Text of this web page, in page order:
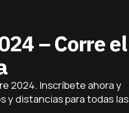
– Corre el
2024. Inscríbete ahora y
y distancias para todas las